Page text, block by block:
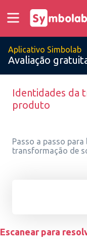
Aplicativo Simbolab
Avaliação
Identidades da
produto
Passo a passo
transformação de
Escanear para